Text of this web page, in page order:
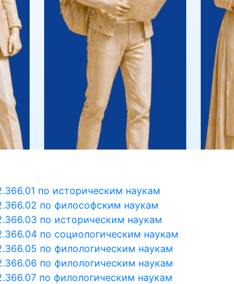
по историческим наукам
по философским наукам
по историческим наукам
по социологическим наукам
по филологическим наукам
по филологическим наукам
по филологическим наукам